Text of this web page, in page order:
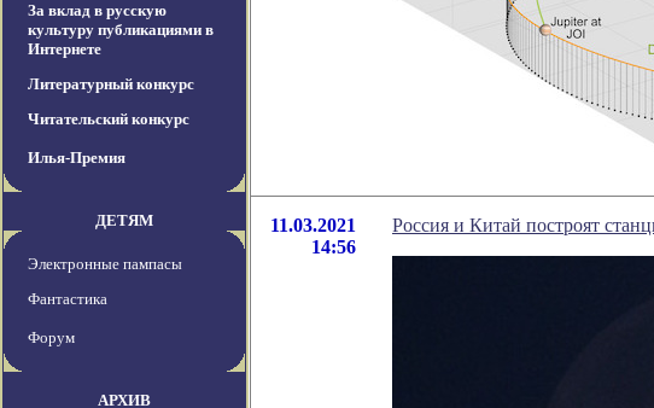
За вклад в русскую
культуру публикациями в
Интернете
Литературный конкурс
Читательский конкурс
Илья-Премия
ДЕТЯМ
Электронные пампасы
Фантастика
Форум
АРХИВ
11.03.2021
14:56
Россия и Китай построят